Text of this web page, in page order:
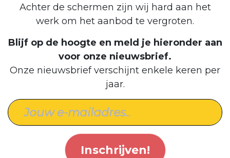
Achter de schermen zijn wij hard aan het
werk om het aanbod te vergroten.
Blijf op de hoogte en meld je hieronder aan
voor onze nieuwsbrief.
Onze nieuwsbrief verschijnt enkele keren per
jaar.
Inschrijven!